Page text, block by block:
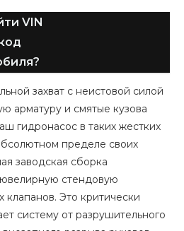
VIN
захват с неистовой силой
арматуру и смятые кузова
гидронасос в таких жестких
пределе своих
заводская сборка
стендовую
клапанов. Это критически
систему от разрушительного